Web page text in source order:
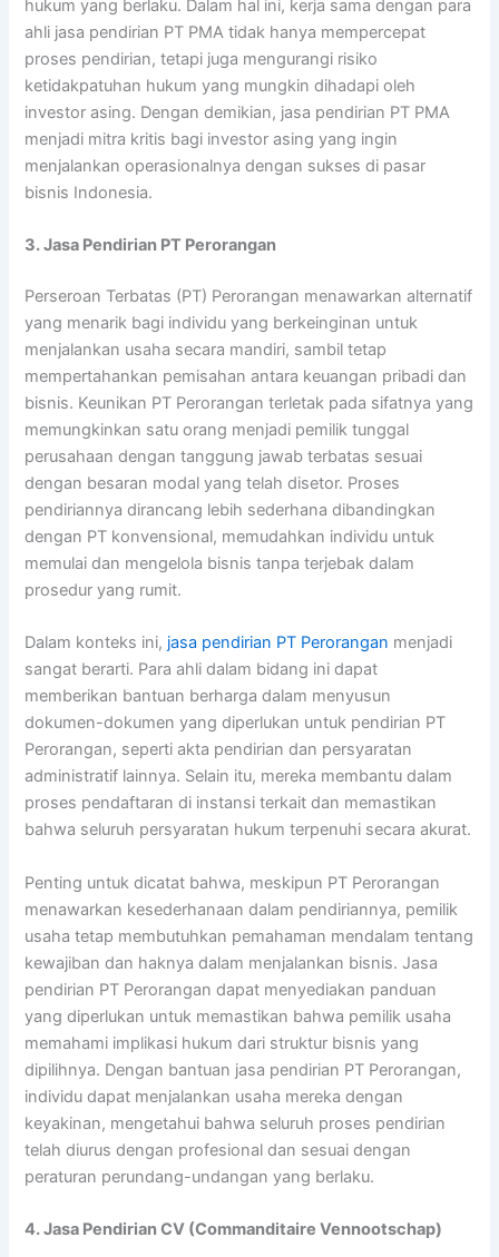
hukum yang berlaku. Dalam hal ini, kerja sama dengan para
ahli jasa pendirian PT PMA tidak hanya mempercepat
proses pendirian, tetapi juga mengurangi risiko
ketidakpatuhan hukum yang mungkin dihadapi oleh
investor asing. Dengan demikian, jasa pendirian PT PMA
menjadi mitra kritis bagi investor asing yang ingin
menjalankan operasionalnya dengan sukses di pasar
bisnis Indonesia.
3. Jasa Pendirian PT Perorangan
Perseroan Terbatas (PT) Perorangan menawarkan alternatif
yang menarik bagi individu yang berkeinginan untuk
menjalankan usaha secara mandiri, sambil tetap
mempertahankan pemisahan antara keuangan pribadi dan
bisnis. Keunikan PT Perorangan terletak pada sifatnya yang
memungkinkan satu orang menjadi pemilik tunggal
perusahaan dengan tanggung jawab terbatas sesuai
dengan besaran modal yang telah disetor. Proses
pendiriannya dirancang lebih sederhana dibandingkan
dengan PT konvensional, memudahkan individu untuk
memulai dan mengelola bisnis tanpa terjebak dalam
prosedur yang rumit.
Dalam konteks ini, jasa pendirian PT Perorangan menjadi
sangat berarti. Para ahli dalam bidang ini dapat
memberikan bantuan berharga dalam menyusun
dokumen-dokumen yang diperlukan untuk pendirian PT
Perorangan, seperti akta pendirian dan persyaratan
administratif lainnya. Selain itu, mereka membantu dalam
proses pendaftaran di instansi terkait dan memastikan
bahwa seluruh persyaratan hukum terpenuhi secara akurat.
Penting untuk dicatat bahwa, meskipun PT Perorangan
menawarkan kesederhanaan dalam pendiriannya, pemilik
usaha tetap membutuhkan pemahaman mendalam tentang
kewajiban dan haknya dalam menjalankan bisnis. Jasa
pendirian PT Perorangan dapat menyediakan panduan
yang diperlukan untuk memastikan bahwa pemilik usaha
memahami implikasi hukum dari struktur bisnis yang
dipilihnya. Dengan bantuan jasa pendirian PT Perorangan,
individu dapat menjalankan usaha mereka dengan
keyakinan, mengetahui bahwa seluruh proses pendirian
telah diurus dengan profesional dan sesuai dengan
peraturan perundang-undangan yang berlaku.
4. Jasa Pendirian CV (Commanditaire Vennootschap)